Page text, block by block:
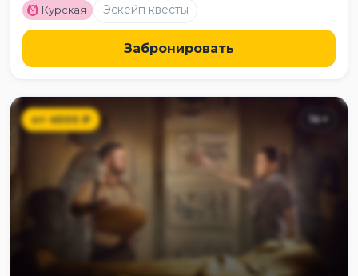
M Курская Эскейп квесты
Забронировать
от4500₽ 14+